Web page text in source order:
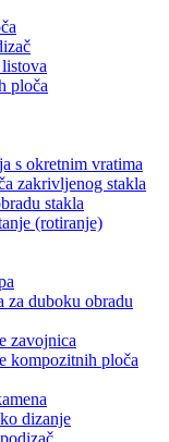
ploča
s okretnim vratima
zakrivljenog stakla
stakla
(rotiranje)
za duboku obradu
zavojnica
kompozitnih ploča
dizanje